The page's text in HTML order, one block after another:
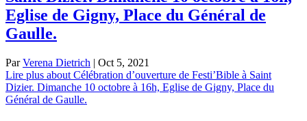
Eglise de Gigny, Place du Général de
Gaulle.
ParVerena Dietrich | Oct 5, 2021
Lire plus about Célébration d’ouverture de Festi’Bible à Saint
Dizier. Dimanche 10 octobre à 16h, Eglise de Gigny, Place du
Général de Gaulle.